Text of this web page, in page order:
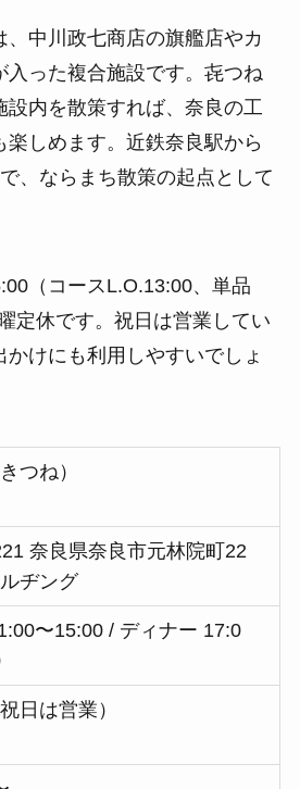
、中川政七商店の旗艦店やカ
入った複合施設です。㐂つね
設内を散策すれば、奈良の工
しめます。近鉄奈良駅から
、ならまち散策の起点として
（コースL.O.13:00、単品
定休です。祝日は営業してい
かけにも利用しやすいでしょ
つね）
奈良県奈良市元林院町22
ヂング
〜15:00 / ディナー 17:0
日は営業）